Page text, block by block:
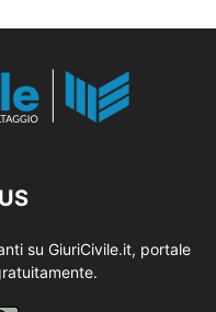
su GiuriCivile.it, portale